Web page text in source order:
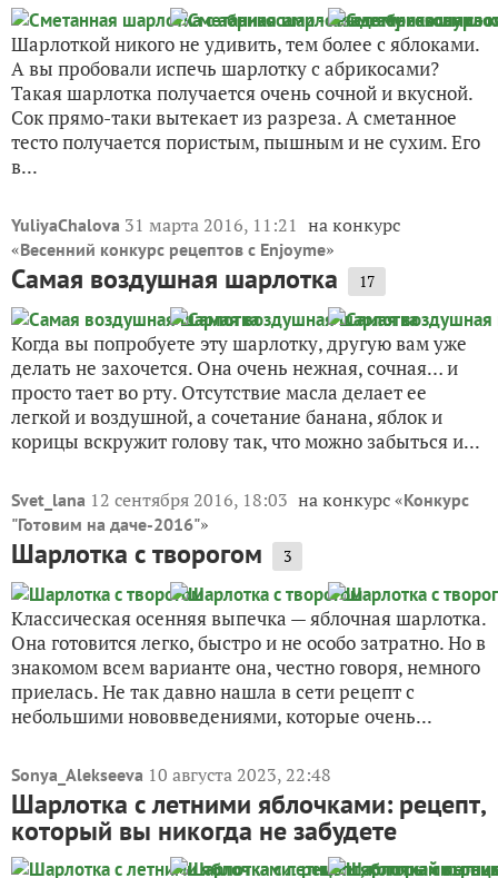
Шарлоткой никого не удивить, тем более с яблоками.
А вы пробовали испечь шарлотку с абрикосами?
Такая шарлотка получается очень сочной и вкусной.
Сок прямо-таки вытекает из разреза. А сметанное
тесто получается пористым, пышным и не сухим. Его
в...
YuliyaChalova 31 марта 2016, 11:21 на конкурс
«Весенний конкурс рецептов с Enjoyme»
Самая воздушная шарлотка 17
Когда вы попробуете эту шарлотку, другую вам уже
делать не захочется. Она очень нежная, сочная… и
просто тает во рту. Отсутствие масла делает ее
легкой и воздушной, а сочетание банана, яблок и
корицы вскружит голову так, что можно забыться и...
Svet_lana 12 сентября 2016, 18:03 на конкурс «Конкурс
"Готовим на даче-2016"»
Шарлотка с творогом 3
Классическая осенняя выпечка — яблочная шарлотка.
Она готовится легко, быстро и не особо затратно. Но в
знакомом всем варианте она, честно говоря, немного
приелась. Не так давно нашла в сети рецепт с
небольшими нововведениями, которые очень...
Sonya_Alekseeva 10 августа 2023, 22:48
Шарлотка с летними яблочками: рецепт,
который вы никогда не забудете